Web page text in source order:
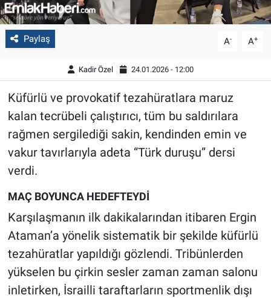
Paylaş A- A+
Kadir Özel 24.01.2026 - 12:00
Küfürlü ve provokatif tezahüratlara maruz
kalan tecrübeli çalıştırıcı, tüm bu saldırılara
rağmen sergilediği sakin, kendinden emin ve
vakur tavırlarıyla adeta “Türk duruşu” dersi
verdi.
MAÇ BOYUNCA HEDEFTEYDİ
Karşılaşmanın ilk dakikalarından itibaren Ergin
Ataman’a yönelik sistematik bir şekilde küfürlü
tezahüratlar yapıldığı gözlendi. Tribünlerden
yükselen bu çirkin sesler zaman zaman salonu
inletirken, İsrailli taraftarların sportmenlik dışı